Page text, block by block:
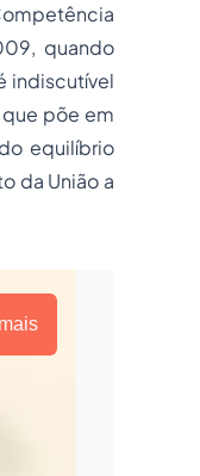
quando
indiscutível
põe em
equilíbrio
da União a